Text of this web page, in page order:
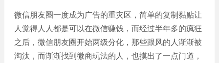
微信朋友圈一度成为广告的重灾区，简单的复制黏贴让
人觉得人人都是可以在微信赚钱，而经过半年多的疯狂
之后，微信朋友圈开始两级分化，那些跟风的人渐渐被
淘汰，而渐渐找到微商玩法的人，也摸出了一点门道，